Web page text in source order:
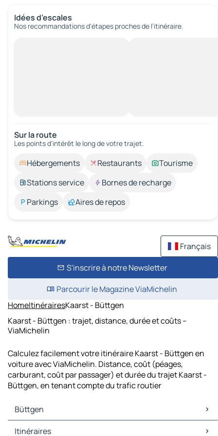
Idées d’escales
Nos recommandations d'étapes proches de l’itinéraire.
Sur la route
Les points d’intérêt le long de votre trajet.
Hébergements Restaurants
Tourisme
Stations service
Bornes de recharge
Parkings
Aires de repos
Français
S'inscrire à notre Newsletter
Parcourir le Magazine ViaMichelin
HomeItinérairesKaarst - Büttgen
Kaarst - Büttgen : trajet, distance, durée et coûts –
ViaMichelin
Calculez facilement votre itinéraire Kaarst - Büttgen en
voiture avec ViaMichelin. Distance, coût (péages,
carburant, coût par passager) et durée du trajet Kaarst -
Büttgen, en tenant compte du trafic routier
Büttgen
Büttgen Cartes et plans
Itinéraires